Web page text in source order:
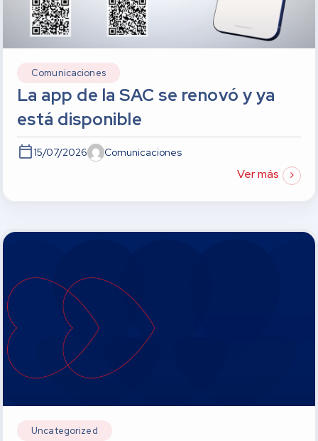
Comunicaciones
La app de la SAC se renovó y ya
está disponible
15/07/2026 Comunicaciones
Ver más
Uncategorized